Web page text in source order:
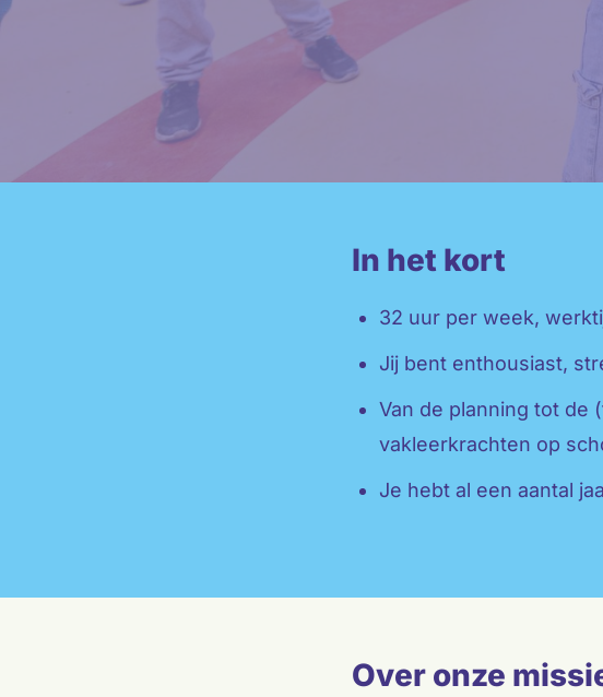
In het kort
32 uur per week,
Jij bent enthousiast,
Van de planning tot de
vakleerkrachten op
Je hebt al een aantal
Over onze